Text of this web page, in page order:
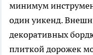
минимум
один уикенд.
декоративных
плиткой дорожек